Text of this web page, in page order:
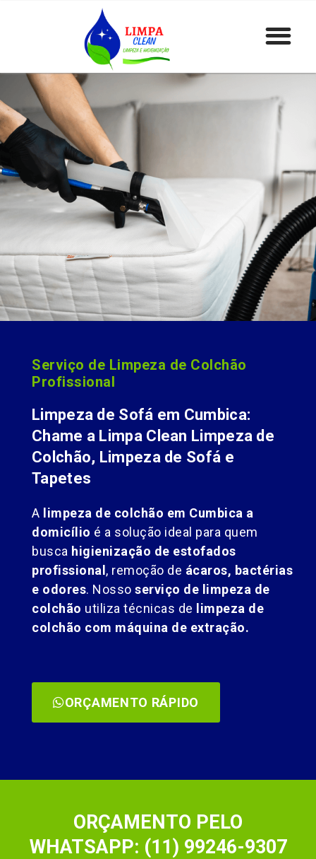
Serviço de Limpeza de Colchão
Profissional
Limpeza de Sofá em Cumbica:
Chame a Limpa Clean Limpeza de
Colchão, Limpeza de Sofá e
Tapetes
A limpeza de colchão em Cumbica a
domicílio é a solução ideal para quem
busca higienização de estofados
profissional, remoção de ácaros, bactérias
e odores. Nosso serviço de limpeza de
colchão utiliza técnicas de limpeza de
colchão com máquina de extração.
ORÇAMENTO RÁPIDO
ORÇAMENTO PELO
WHATSAPP: (11) 99246-9307